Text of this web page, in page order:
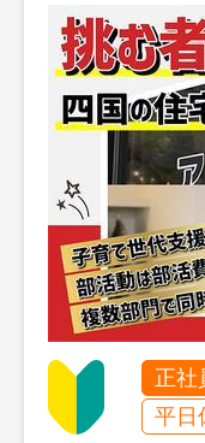
正社
平日